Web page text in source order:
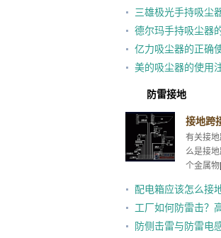
三雄极光手持吸尘
德尔玛手持吸尘器
亿力吸尘器的正确
美的吸尘器的使用
防雷接地
接地跨
有关接
么是接
个金属物
配电箱应该怎么接
工厂如何防雷击？
防侧击雷与防雷电